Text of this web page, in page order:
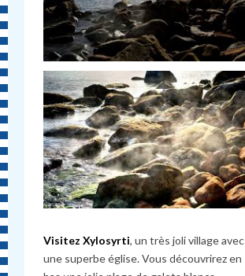
Visitez Xylosyrti, un très joli village avec
une superbe église. Vous découvrirez en